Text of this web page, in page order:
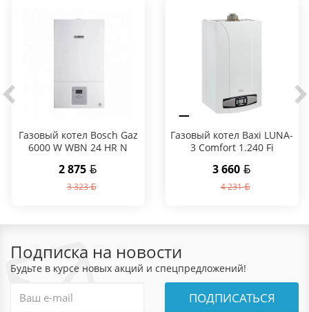
Газовый котел Bosch Gaz
6000 W WBN 24 HR N
2 875
3 323
Газовый котел Baxi LUNA-
3 Comfort 1.240 Fi
3 660
4 231
Подписка на новости
Будьте в курсе новых акций и спецпредложений!
ПОДПИСАТЬСЯ